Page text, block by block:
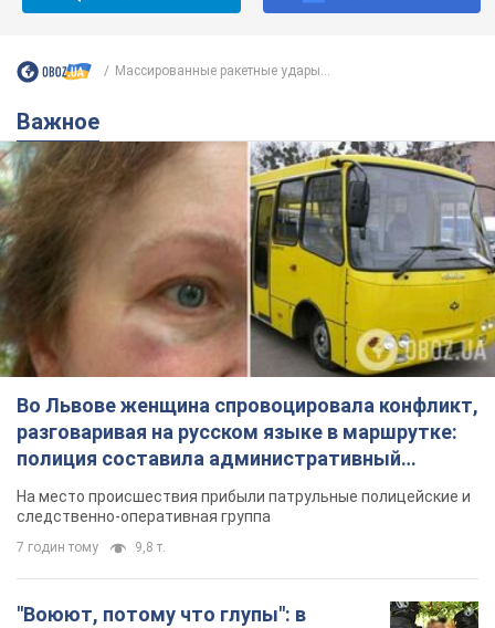
Массированные ракетные удары...
Важное
Во Львове женщина спровоцировала конфликт,
разговаривая на русском языке в маршрутке:
полиция составила административный
протокол. Видео
На место происшествия прибыли патрульные полицейские и
следственно-оперативная группа
7 годин тому 9,8 т.
"Воюют, потому что глупы": в